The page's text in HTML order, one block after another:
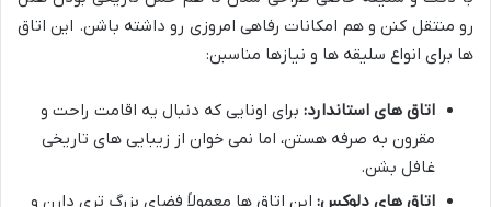
رو منتقل کنن و هم امکانات رفاهی امروزی رو داشته باشن. این اتاق
ها برای انواع سلیقه ها و نیازها مناسبن:
اتاق های استاندارد: برای اونایی که دنبال یه اقامت راحت و
مقرون به صرفه هستن، اما نمی خوان از زیبایی های تاریخی
غافل بشن.
اتاق های دلوکس: این اتاق ها معمولاً فضای بزرگ تری دارن و